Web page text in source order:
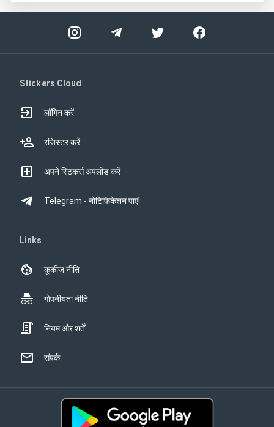
Stickers Cloud
लॉगिन करें
रजिस्टर करें
अपने स्टिकर्स अपलोड करें
Telegram - नोटिफिकेशन पाएं!
Links
कूकीज नीति
गोपनीयता नीति
नियम और शर्तें
संपर्क